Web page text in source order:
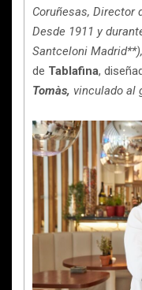
Coruñesas, Director
Desde 1911 y
Santceloni Madrid**),
de Tablafina,
Tomàs, vinculado al